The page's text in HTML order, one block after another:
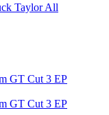
Taylor All